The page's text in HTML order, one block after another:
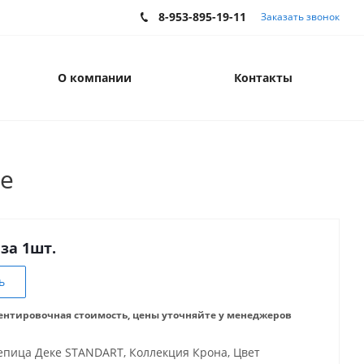
8-953-895-19-11 Заказать звонок
О компании Контакты
1шт.
стоимость, цены уточняйте у менеджеров
Деке STANDART, Коллекция Крона, Цвет